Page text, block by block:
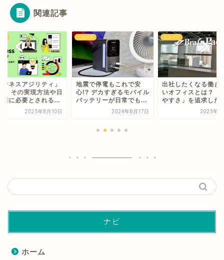
関連記事
ジネスアジリティ」
？ その実現方法や日
業に必要とされる...
2023年8月10日
ニュース
地震で停電もこれで安
心!? デカすぎるモバイル
バッテリーが日常でも...
2024年8月17日
ニュース
出社したくなる働き
いオフィスとは？ 「
やすさ」を追求した
2023年7
ナビ
ホーム